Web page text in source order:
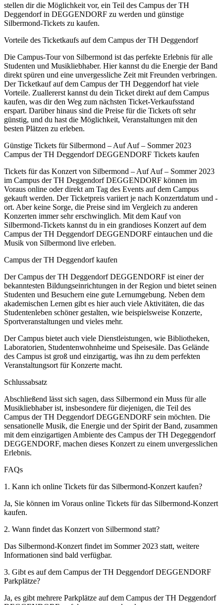
stellen dir die Möglichkeit vor, ein Teil des Campus der TH
Deggendorf in DEGGENDORF zu werden und günstige
Silbermond-Tickets zu kaufen.
Vorteile des Ticketkaufs auf dem Campus der TH Deggendorf
Die Campus-Tour von Silbermond ist das perfekte Erlebnis für alle
Studenten und Musikliebhaber. Hier kannst du die Energie der Band
direkt spüren und eine unvergessliche Zeit mit Freunden verbringen.
Der Ticketkauf auf dem Campus der TH Deggendorf hat viele
Vorteile. Zuallererst kannst du dein Ticket direkt auf dem Campus
kaufen, was dir den Weg zum nächsten Ticket-Verkaufsstand
erspart. Darüber hinaus sind die Preise für die Tickets oft sehr
günstig, und du hast die Möglichkeit, Veranstaltungen mit den
besten Plätzen zu erleben.
Günstige Tickets für Silbermond – Auf Auf – Sommer 2023
Campus der TH Deggendorf DEGGENDORF Tickets kaufen
Tickets für das Konzert von Silbermond – Auf Auf – Sommer 2023
im Campus der TH Deggendorf DEGGENDORF können im
Voraus online oder direkt am Tag des Events auf dem Campus
gekauft werden. Der Ticketpreis variiert je nach Konzertdatum und -
ort. Aber keine Sorge, die Preise sind im Vergleich zu anderen
Konzerten immer sehr erschwinglich. Mit dem Kauf von
Silbermond-Tickets kannst du in ein grandioses Konzert auf dem
Campus der TH Deggendorf DEGGENDORF eintauchen und die
Musik von Silbermond live erleben.
Campus der TH Deggendorf kaufen
Der Campus der TH Deggendorf DEGGENDORF ist einer der
bekanntesten Bildungseinrichtungen in der Region und bietet seinen
Studenten und Besuchern eine gute Lernumgebung. Neben dem
akademischen Lernen gibt es hier auch viele Aktivitäten, die das
Studentenleben schöner gestalten, wie beispielsweise Konzerte,
Sportveranstaltungen und vieles mehr.
Der Campus bietet auch viele Dienstleistungen, wie Bibliotheken,
Laboratorien, Studentenwohnheime und Speisesäle. Das Gelände
des Campus ist groß und einzigartig, was ihn zu dem perfekten
Veranstaltungsort für Konzerte macht.
Schlussabsatz
Abschließend lässt sich sagen, dass Silbermond ein Muss für alle
Musikliebhaber ist, insbesondere für diejenigen, die Teil des
Campus der TH Deggendorf DEGGENDORF sein möchten. Die
sensationelle Musik, die Energie und der Spirit der Band, zusammen
mit dem einzigartigen Ambiente des Campus der TH Degeggendorf
DEGGENDORF, machen dieses Konzert zu einem unvergesslichen
Erlebnis.
FAQs
1. Kann ich online Tickets für das Silbermond-Konzert kaufen?
Ja, Sie können im Voraus online Tickets für das Silbermond-Konzert
kaufen.
2. Wann findet das Konzert von Silbermond statt?
Das Silbermond-Konzert findet im Sommer 2023 statt, weitere
Informationen sind bald verfügbar.
3. Gibt es auf dem Campus der TH Deggendorf DEGGENDORF
Parkplätze?
Ja, es gibt mehrere Parkplätze auf dem Campus der TH Deggendorf